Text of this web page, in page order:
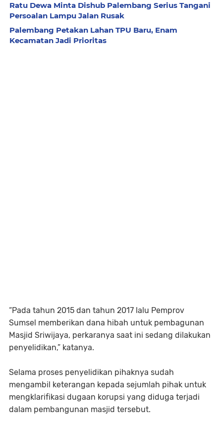
Ratu Dewa Minta Dishub Palembang Serius Tangani
Persoalan Lampu Jalan Rusak
Palembang Petakan Lahan TPU Baru, Enam
Kecamatan Jadi Prioritas
“Pada tahun 2015 dan tahun 2017 lalu Pemprov
Sumsel memberikan dana hibah untuk pembagunan
Masjid Sriwijaya, perkaranya saat ini sedang dilakukan
penyelidikan,” katanya.
Selama proses penyelidikan pihaknya sudah
mengambil keterangan kepada sejumlah pihak untuk
mengklarifikasi dugaan korupsi yang diduga terjadi
dalam pembangunan masjid tersebut.